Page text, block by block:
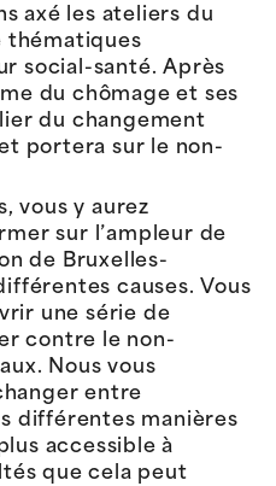
axé les ateliers du
thématiques
social-santé. Après
du chômage et ses
du changement
portera sur le non-
vous y aurez
sur l’ampleur de
de Bruxelles-
causes. Vous
une série de
contre le non-
Nous vous
entre
différentes manières
accessible à
que cela peut